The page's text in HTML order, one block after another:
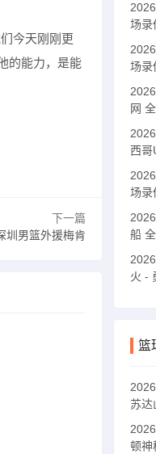
今天刚刚更
的能力，是能
下一篇
圳男篮外援梅肯
场录
场录
网
西哥
场录
船
火 -
篮
苏达
顿神